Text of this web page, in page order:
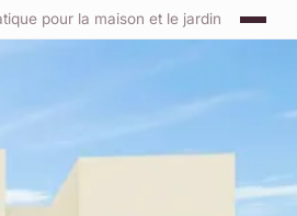
pour la maison et le jardin